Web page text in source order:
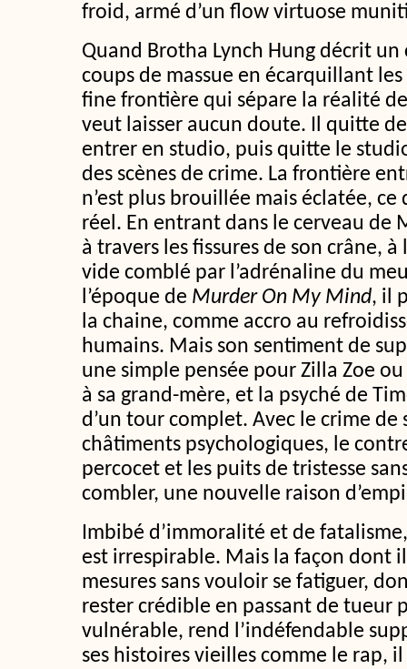
froid, armé d’un flow virtuose
Quand Brotha Lynch Hung décrit
coups de massue en écarquillant
fine frontière qui sépare la réalité
veut laisser aucun doute. Il quitte
entrer en studio, puis quitte le
des scènes de crime. La frontière
n’est plus brouillée mais éclatée,
réel. En entrant dans le cerveau de
à travers les fissures de son crâne,
vide comblé par l’adrénaline du
l’époque de Murder On My Mind, il
la chaine, comme accro au
humains. Mais son sentiment de
une simple pensée pour Zilla Zoe
à sa grand-mère, et la psyché de
d’un tour complet. Avec le crime de
châtiments psychologiques, le
percocet et les puits de tristesse
combler, une nouvelle raison
Imbibé d’immoralité et de
est irrespirable. Mais la façon dont
mesures sans vouloir se fatiguer,
rester crédible en passant de tueur
vulnérable, rend l’indéfendable
ses histoires vieilles comme le rap,